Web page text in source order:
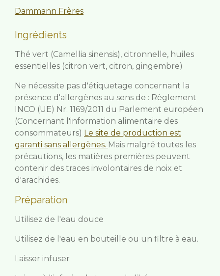
Dammann Frères
Ingrédients
Thé vert (Camellia sinensis), citronnelle, huiles
essentielles (citron vert, citron, gingembre)
Ne nécessite pas d'étiquetage concernant la
présence d'allergènes au sens de : Règlement
INCO (UE) Nr. 1169/2011 du Parlement européen
(Concernant l'information alimentaire des
consommateurs) Le site de production est
garanti sans allergènes. Mais malgré toutes les
précautions, les matières premières peuvent
contenir des traces involontaires de noix et
d'arachides.
Préparation
Utilisez de l'eau douce
Utilisez de l'eau en bouteille ou un filtre à eau.
Laisser infuser